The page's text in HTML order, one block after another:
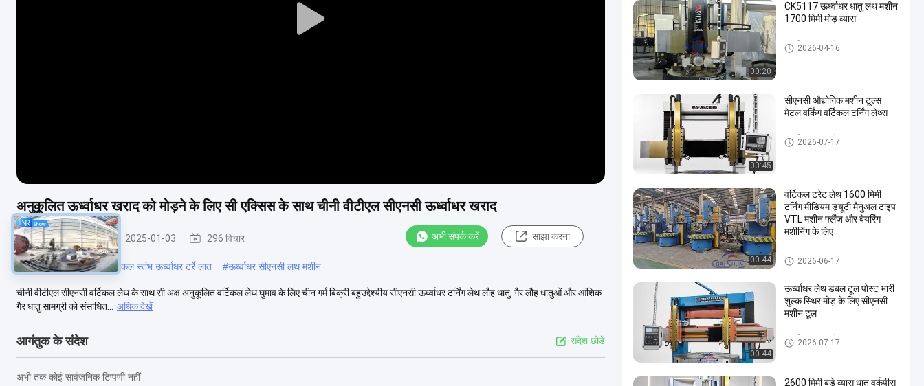
Play
अनुकूलित ऊर्ध्वाधर खराद को मोड़ने के लिए सी एक्सिस के साथ चीनी वीटीएल सीएनसी ऊर्ध्वाधर खराद
ऊर्ध्वाधर लात मशीन 2025-01-03 296 विचार अभी संपर्क करें साझा करना
#मैनुअल ऊर्ध्वाधर टर्रे टर्रे #एकल स्तंभ ऊर्ध्वाधर टर्रे लात #ऊर्ध्वाधर सीएनसी लथ मशीन
चीनी वीटीएल सीएनसी वर्टिकल लेथ के साथ सी अक्ष अनुकूलित वर्टिकल लेथ घुमाव के लिए चीन गर्म बिक्री बहुउद्देश्यीय सीएनसी ऊर्ध्वाधर टर्निंग लेथ लौह धातु, गैर लौह धातुओं और आंशिक
गैर धातु सामग्री को संसाधित...
अधिक देखें
आगंतुक के संदेश संदेश छोड़ें
अभी तक कोई सार्वजनिक टिप्पणी नहीं
00:20
CK5117 ऊर्ध्वाधर धातु लथ मशीन
1700 मिमी मोड़ व्यास
ऊर्ध्वाधर लात मशीन
2026-04-16
00:45
सीएनसी औद्योगिक मशीन टूल्स
मेटल वर्किंग वर्टिकल टर्निंग लेथ्स
ऊर्ध्वाधर लात मशीन
2026-07-17
00:44
वर्टिकल टरेट लेथ 1600 मिमी
टर्निंग मीडियम ड्यूटी मैनुअल टाइप
VTL मशीन फ्लैंज और बेयरिंग
मशीनिंग के लिए
ऊर्ध्वाधर लात मशीन
2026-06-17
00:44
ऊर्ध्वाधर लेथ डबल टूल पोस्ट भारी
शुल्क स्थिर मोड़ के लिए सीएनसी
मशीन टूल
ऊर्ध्वाधर लात मशीन
2026-07-17
2600 मिमी बड़े व्यास धातु वर्कपीस